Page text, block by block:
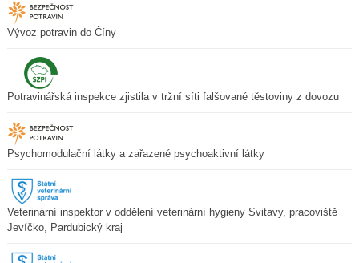
Vývoz potravin do Číny
Potravinářská inspekce zjistila v tržní síti falšované těstoviny z dovozu
Psychomodulační látky a zařazené psychoaktivní látky
Veterinární inspektor v oddělení veterinární hygieny Svitavy, pracoviště
Jevíčko, Pardubický kraj